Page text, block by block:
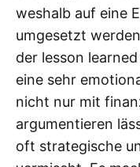
weshalb auf eine
umgesetzt
der lesson
eine sehr
nicht nur mit
argumentieren
oft strategische